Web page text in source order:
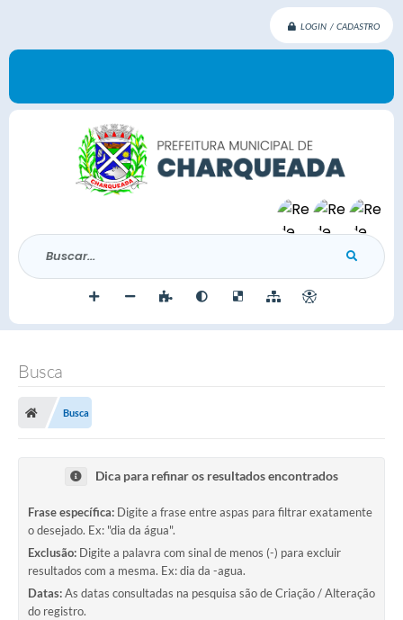
LOGIN / CADASTRO
Buscar...
Busca
Busca
Dica para refinar os resultados encontrados
Frase específica: Digite a frase entre aspas para filtrar exatamente
o desejado. Ex: "dia da água".
Exclusão: Digite a palavra com sinal de menos (-) para excluir
resultados com a mesma. Ex: dia da -agua.
Datas:As datas consultadas na pesquisa são de Criação / Alteração
do registro.